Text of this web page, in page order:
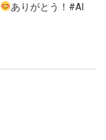
ありがとう！#AI